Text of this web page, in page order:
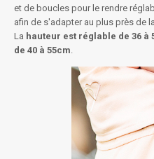
et de boucles pour le rendre
afin de s'adapter au plus près de
La hauteur est réglable de 36 à
de 40 à 55cm.